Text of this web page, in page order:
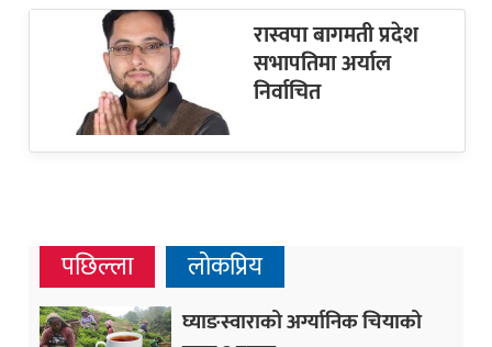
रास्वपा बागमती प्रदेश
सभापतिमा अर्याल
निर्वाचित
पछिल्ला लोकप्रिय
घ्याङस्वाराको अर्ग्यानिक चियाको